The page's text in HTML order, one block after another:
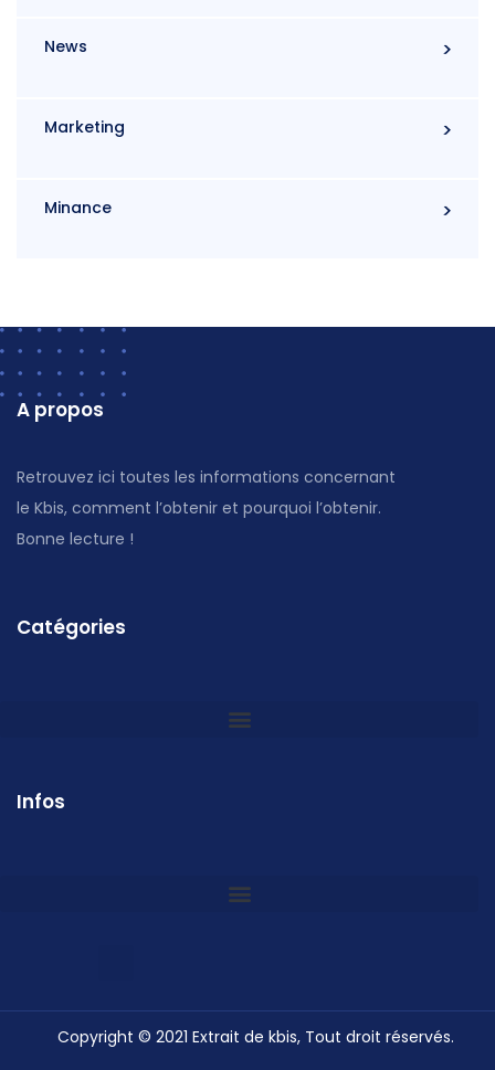
News
Marketing
Minance
A propos
Retrouvez ici toutes les informations concernant
le Kbis, comment l’obtenir et pourquoi l’obtenir.
Bonne lecture !
Catégories
Infos
Copyright © 2021 Extrait de kbis, Tout droit réservés.